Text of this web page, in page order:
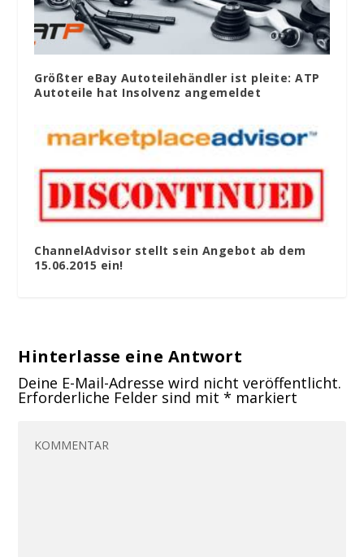
Größter eBay Autoteilehändler ist pleite: ATP
Autoteile hat Insolvenz angemeldet
ChannelAdvisor stellt sein Angebot ab dem
15.06.2015 ein!
Hinterlasse eine Antwort
Deine E-Mail-Adresse wird nicht veröffentlicht.
Erforderliche Felder sind mit* markiert